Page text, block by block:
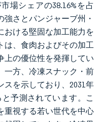
場シェアの38.16%を占
さとパンジャーブ州・
おける堅固な加工能力を
は、食肉およびその加工
上の優位性を発揮してい
一方、冷凍スナック・前
を示しており、2031年
と予測されています。こ
重視する若い世代を中心